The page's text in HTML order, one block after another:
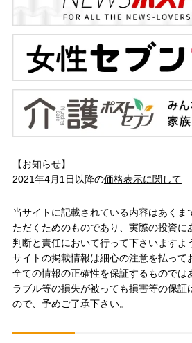
【お知らせ】
2021年4月1日以降の価格表示に関して
当サイトに記載されている内容はあくま
ただくためのものであり、実際の投資に
判断と責任において行って下さいますよ
サイトの掲載情報は細心の注意を払って
全ての情報の正確性を保証するものでは
ラブル等の損失が被っても損害等の保証
ので、予めご了承下さい。